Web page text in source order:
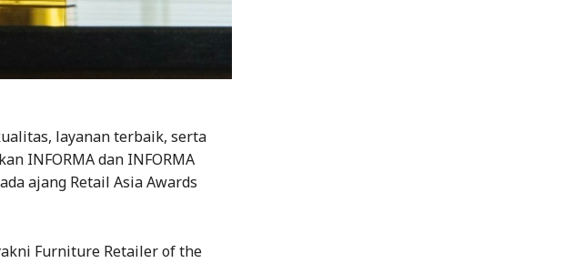
layanan terbaik, serta
INFORMA dan INFORMA
ajang Retail Asia Awards
Furniture Retailer of the